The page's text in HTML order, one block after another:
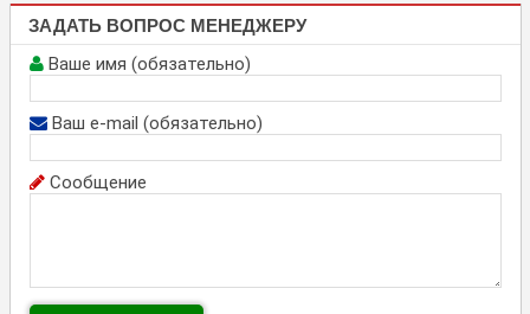
ЗАДАТЬ ВОПРОС МЕНЕДЖЕРУ
Ваше имя (обязательно)
Ваш e-mail (обязательно)
Сообщение